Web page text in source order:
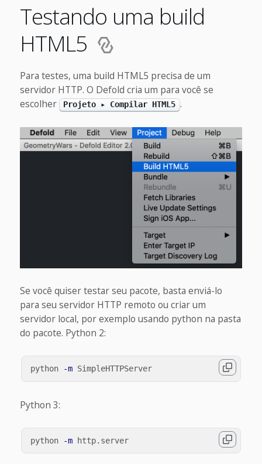
Testando uma build
HTML5
Para testes, uma build HTML5 precisa de um
servidor HTTP. O Defold cria um para você se
escolher
Projeto ▸ Compilar HTML5 .
Se você quiser testar seu pacote, basta enviá-lo
para seu servidor HTTP remoto ou criar um
servidor local, por exemplo usando python na pasta
do pacote. Python 2:
python -m
Python 3:
python -m